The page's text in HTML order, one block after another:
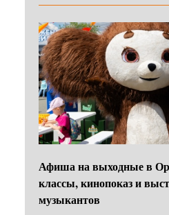
Афиша на выходные в
классы, кинопоказ и
музыкантов